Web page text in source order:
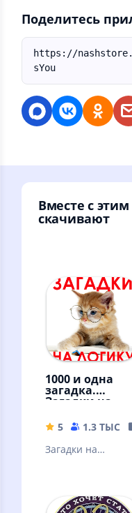
Поделитесь
https://
sYou
Вместе с этим
скачивают
1000 и одна
загадка.
Загадки на
5 1.3 ТЫС
Загадки на
ответами. Ребусы.